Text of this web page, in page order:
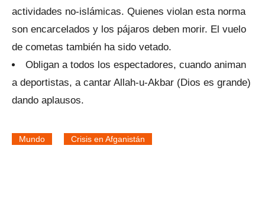
actividades no-islámicas. Quienes violan esta norma
son encarcelados y los pájaros deben morir. El vuelo
de cometas también ha sido vetado.
Obligan a todos los espectadores, cuando animan
a deportistas, a cantar Allah-u-Akbar (Dios es grande)
dando aplausos.
Mundo Crisis en Afganistán